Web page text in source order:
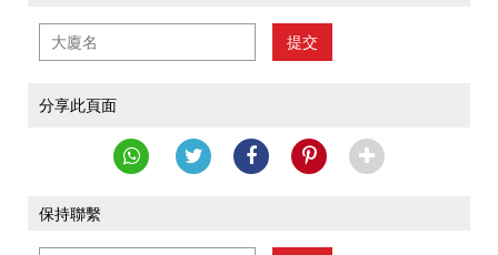
提交
分享此頁面
保持聯繫